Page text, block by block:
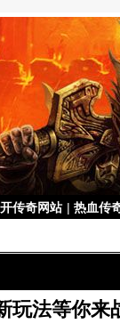
传奇网站 | 热血传
玩法等你来